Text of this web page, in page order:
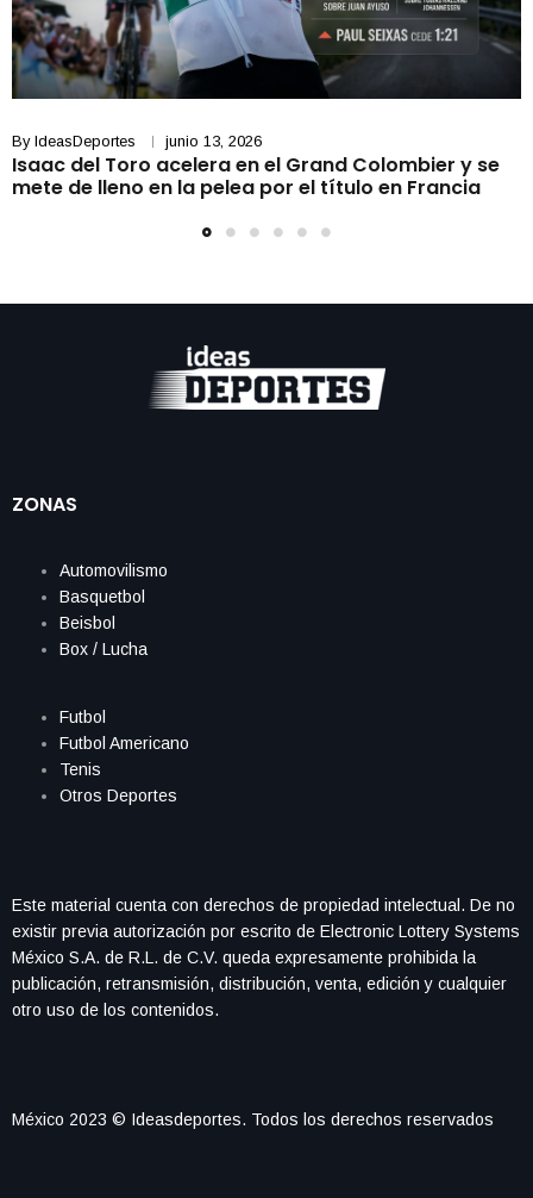
By IdeasDeportes junio 13, 2026
Isaac del Toro acelera en el Grand Colombier y se
mete de lleno en la pelea por el título en Francia
ZONAS
Automovilismo
Basquetbol
Beisbol
Box / Lucha
Futbol
Futbol Americano
Tenis
Otros Deportes
Este material cuenta con derechos de propiedad intelectual. De no
existir previa autorización por escrito de Electronic Lottery Systems
México S.A. de R.L. de C.V. queda expresamente prohibida la
publicación, retransmisión, distribución, venta, edición y cualquier
otro uso de los contenidos.
México 2023 © Ideasdeportes. Todos los derechos reservados